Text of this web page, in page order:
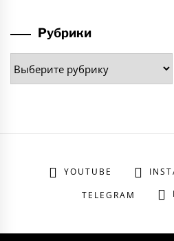
Рубрики
Рубрики
YOUTUBE
TELEGRAM